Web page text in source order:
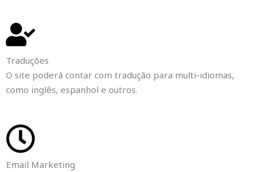
Traduções
O site poderá contar com tradução para multi-idiomas,
como inglês, espanhol e outros.
Email Marketing